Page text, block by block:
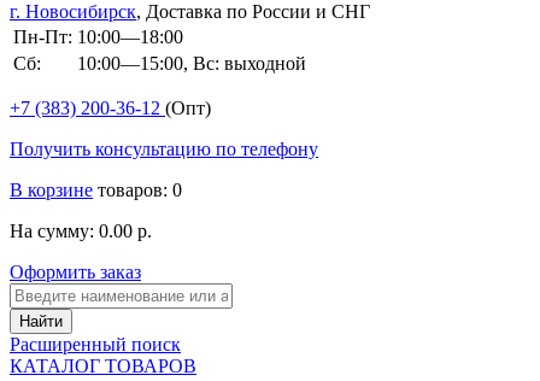
г. Новосибирск, Доставка по России и СНГ
Пн-Пт: 10:00—18:00
Сб:
10:00—15:00, Вс: выходной
+7 (383) 200-36-12 (Опт)
Получить консультацию по телефону
В корзине товаров: 0
На сумму: 0.00 р.
Оформить заказ
Расширенный поиск
КАТАЛОГ ТОВАРОВ